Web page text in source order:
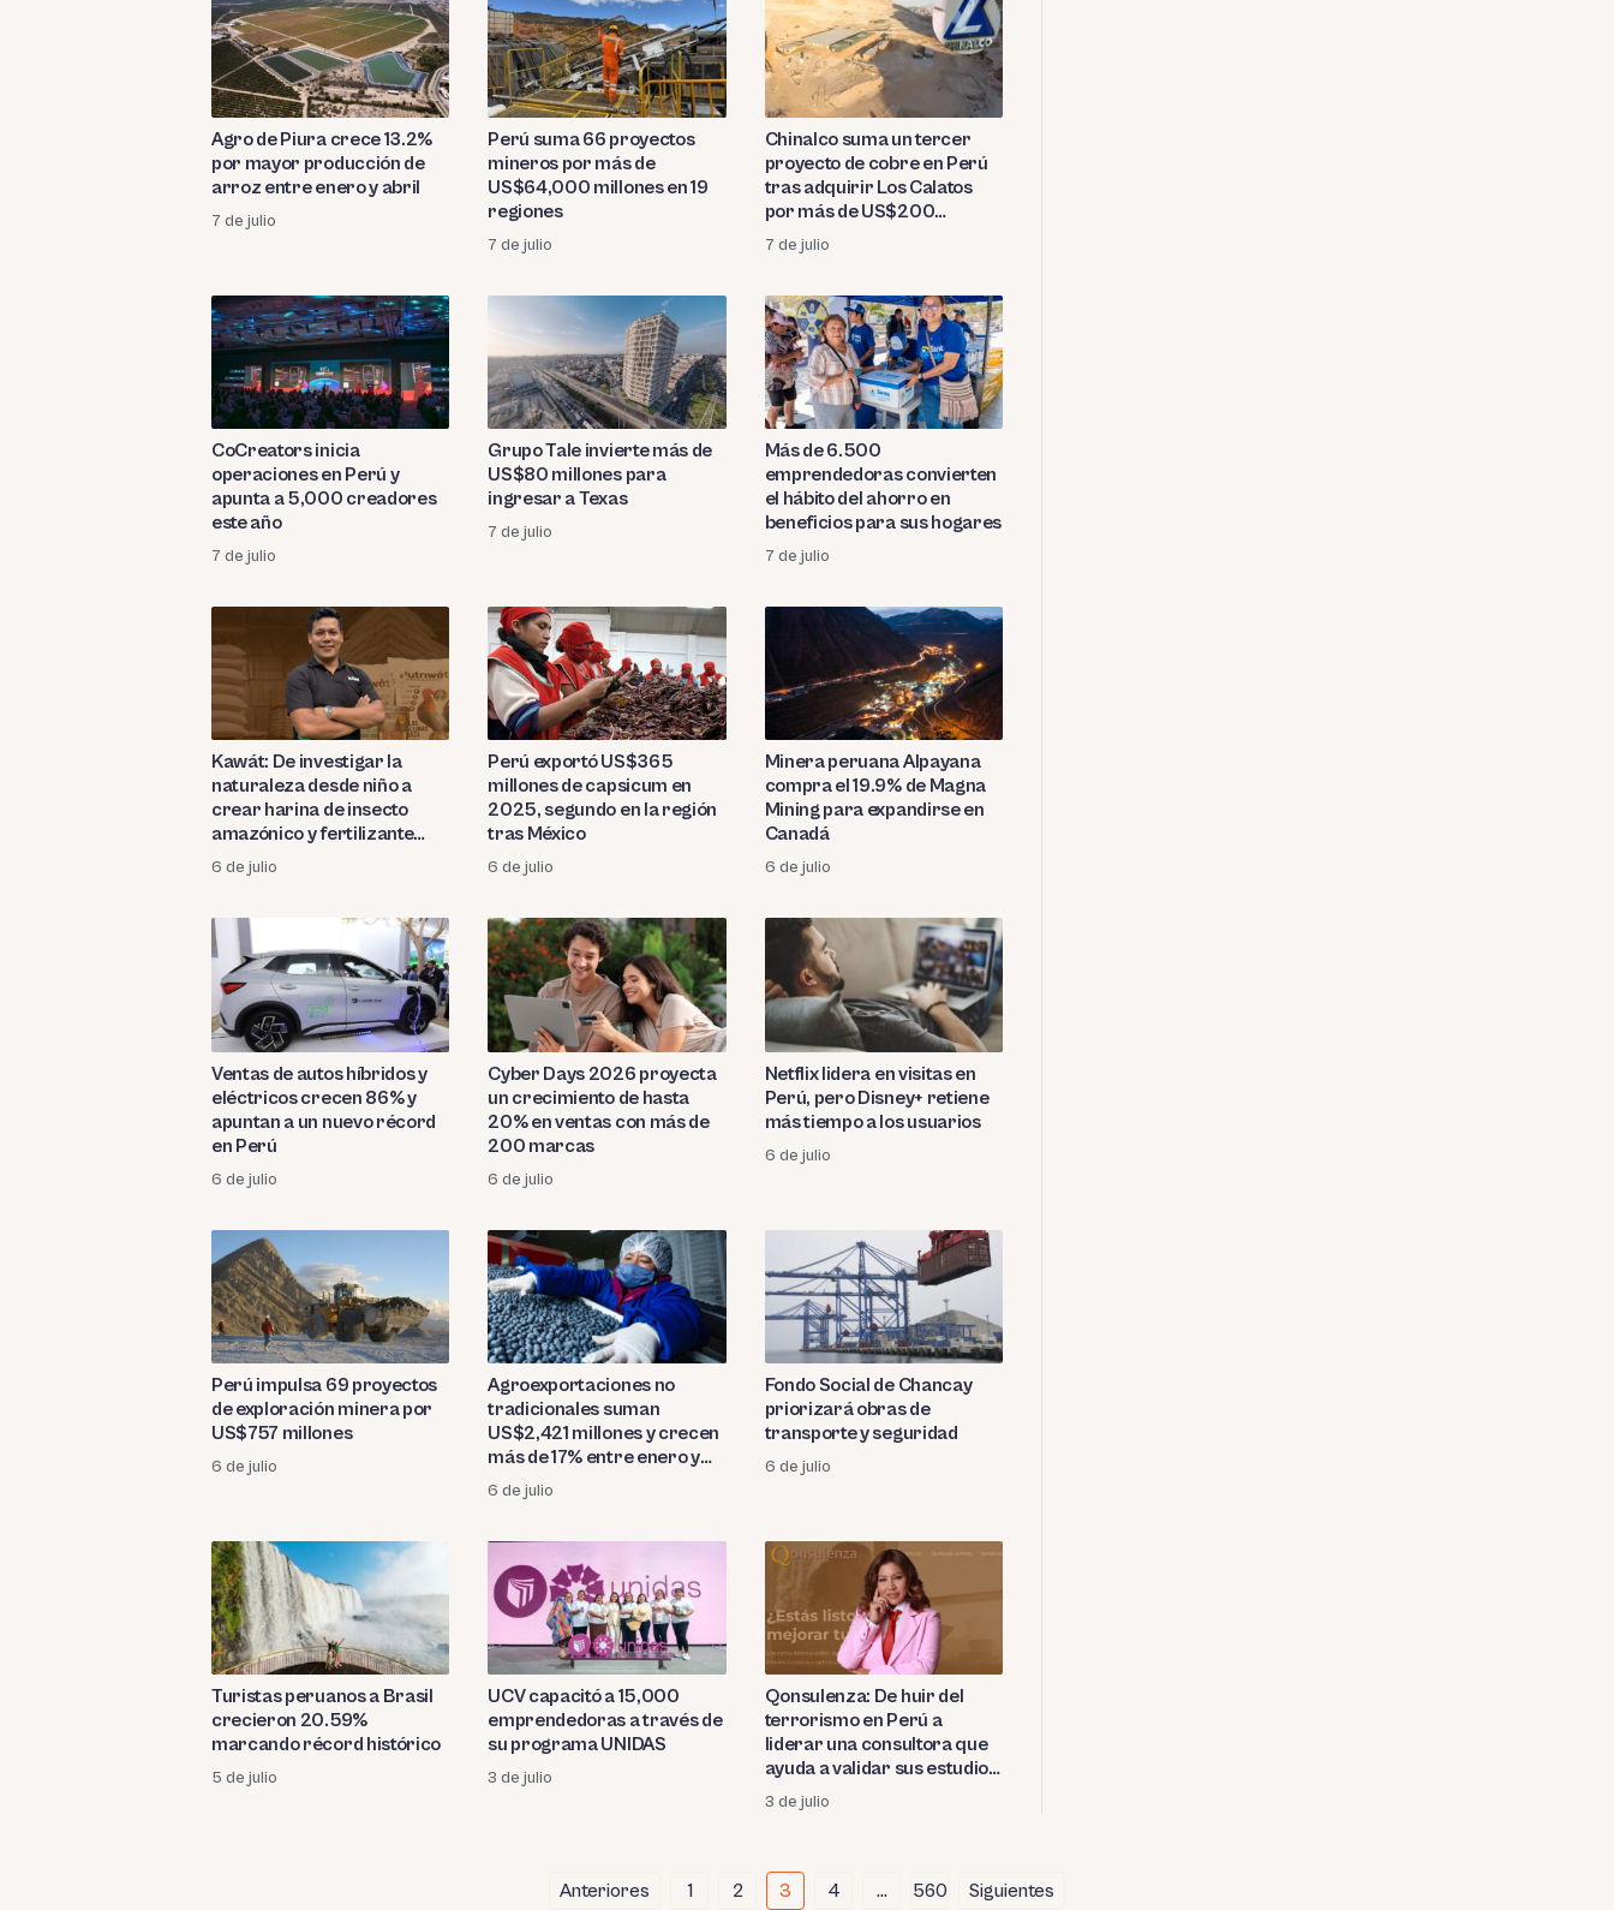
Agro de Piura crece 13.2%
por mayor producción de
arroz entre enero y abril
7 de julio
Perú suma 66 proyectos
mineros por más de
US$64,000 millones en 19
regiones
7 de julio
Chinalco suma un tercer
proyecto de cobre en Perú
tras adquirir Los Calatos
por más de US$200
millones
7 de julio
CoCreators inicia
operaciones en Perú y
apunta a 5,000 creadores
este año
7 de julio
Grupo Tale invierte más de
US$80 millones para
ingresar a Texas
7 de julio
Más de 6.500
emprendedoras convierten
el hábito del ahorro en
beneficios para sus hogares
7 de julio
Kawát: De investigar la
naturaleza desde niño a
crear harina de insecto
amazónico y fertilizante
mediante economía circular
6 de julio
Perú exportó US$365
millones de capsicum en
2025, segundo en la región
tras México
6 de julio
Minera peruana Alpayana
compra el 19.9% de Magna
Mining para expandirse en
Canadá
6 de julio
Ventas de autos híbridos y
eléctricos crecen 86% y
apuntan a un nuevo récord
en Perú
6 de julio
Cyber Days 2026 proyecta
un crecimiento de hasta
20% en ventas con más de
200 marcas
6 de julio
Netflix lidera en visitas en
Perú, pero Disney+ retiene
más tiempo a los usuarios
6 de julio
Perú impulsa 69 proyectos
de exploración minera por
US$757 millones
6 de julio
Agroexportaciones no
tradicionales suman
US$2,421 millones y crecen
más de 17% entre enero y
abril
6 de julio
Fondo Social de Chancay
priorizará obras de
transporte y seguridad
6 de julio
Turistas peruanos a Brasil
crecieron 20.59%
marcando récord histórico
5 de julio
UCV capacitó a 15,000
emprendedoras a través de
su programa UNIDAS
3 de julio
Qonsulenza: De huir del
terrorismo en Perú a
liderar una consultora que
ayuda a validar sus estudios
a profesionales extranjeros
en Italia
3 de julio
Anteriores 1 2 3 4 … 560 Siguientes